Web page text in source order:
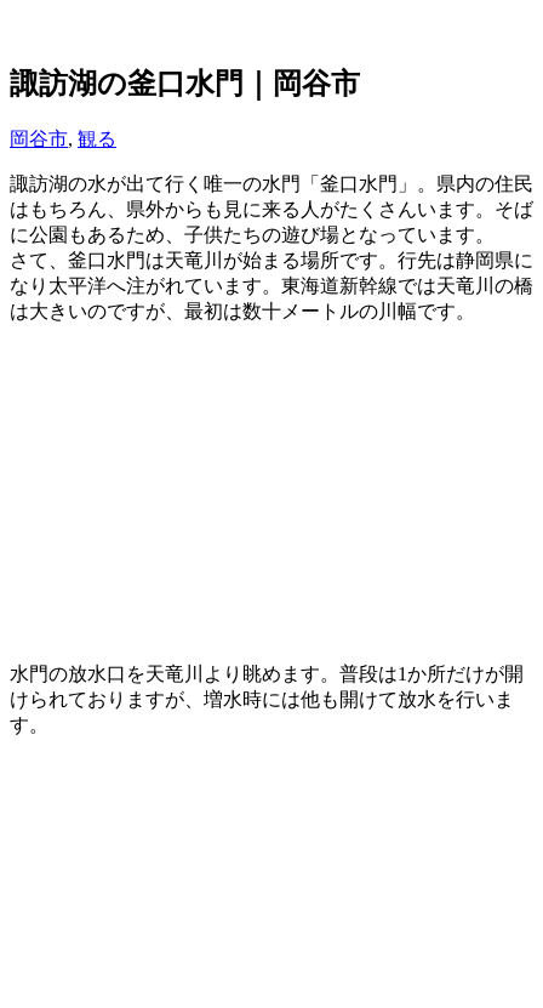
諏訪湖の釜口水門｜岡谷市
岡谷市, 観る
諏訪湖の水が出て行く唯一の水門「釜口水門」。県内の住民
はもちろん、県外からも見に来る人がたくさんいます。そば
に公園もあるため、子供たちの遊び場となっています。
さて、釜口水門は天竜川が始まる場所です。行先は静岡県に
なり太平洋へ注がれています。東海道新幹線では天竜川の橋
は大きいのですが、最初は数十メートルの川幅です。
水門の放水口を天竜川より眺めます。普段は1か所だけが開
けられておりますが、増水時には他も開けて放水を行いま
す。